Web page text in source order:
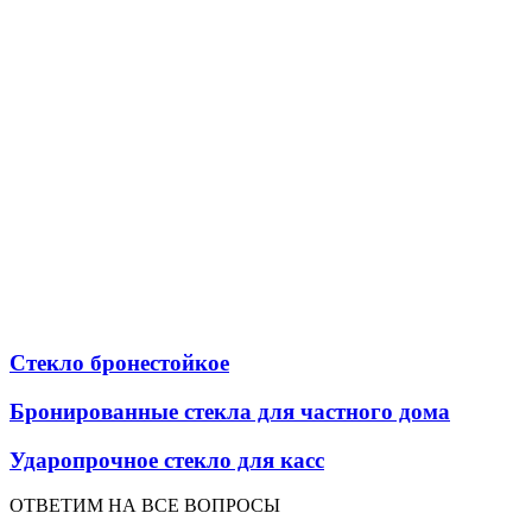
Стекло бронестойкое
Бронированные стекла для частного дома
Ударопрочное стекло для касс
ОТВЕТИМ НА ВСЕ ВОПРОСЫ